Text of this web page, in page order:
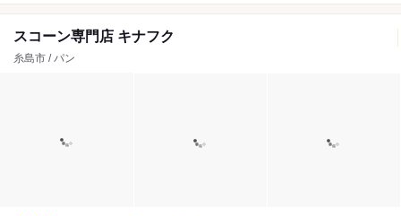
スコーン専門店 キナフク
糸島市 / パン